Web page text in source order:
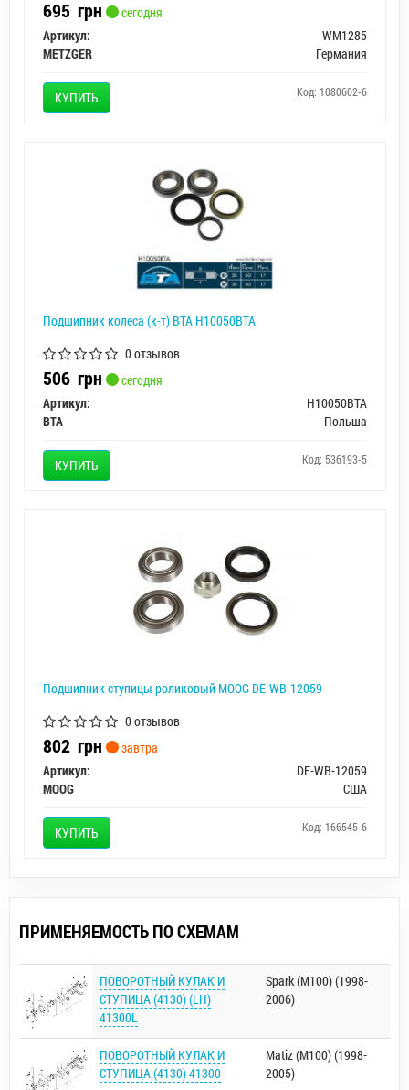
695 грн
сегодня
Артикул:
WM1285
METZGER
Германия
КУПИТЬ Код: 1080602-6
Подшипник колеса (к-т) BTA H10050BTA
0 отзывов
506 грн
сегодня
Артикул:
H10050BTA
BTA
Польша
КУПИТЬ Код: 536193-5
Подшипник ступицы роликовый MOOG DE-WB-12059
0 отзывов
802 грн
завтра
Артикул:
DE-WB-12059
MOOG
США
КУПИТЬ Код: 166545-6
ПРИМЕНЯЕМОСТЬ ПО СХЕМАМ
ПОВОРОТНЫЙ КУЛАК И
СТУПИЦА (4130) (LH)
41300L
Spark (M100) (1998-
2006)
ПОВОРОТНЫЙ КУЛАК И
СТУПИЦА (4130) 41300
Matiz (M100) (1998-
2005)